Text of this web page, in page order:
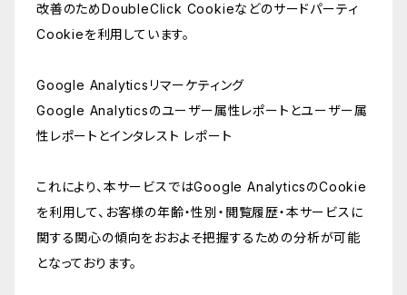
改善のためDoubleClick Cookieなどのサードパーティ
Cookieを利用しています。
Google Analyticsリマーケティング
Google Analyticsのユーザー属性レポートとユーザー属
性レポートとインタレスト レポート
これにより、本サービスではGoogle AnalyticsのCookie
を利用して、お客様の年齢・性別・閲覧履歴・本サービスに
関する関心の傾向をおおよそ把握するための分析が可能
となっております。